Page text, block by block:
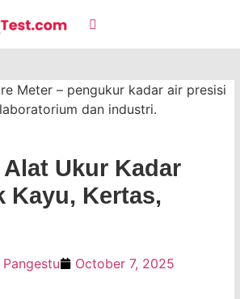
Alat Ukur Kadar
Kayu, Kertas,
October 7, 2025